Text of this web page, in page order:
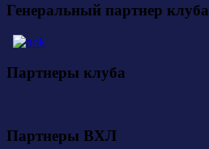
Генеральный партнер клуба
Партнеры клуба
Партнеры ВХЛ